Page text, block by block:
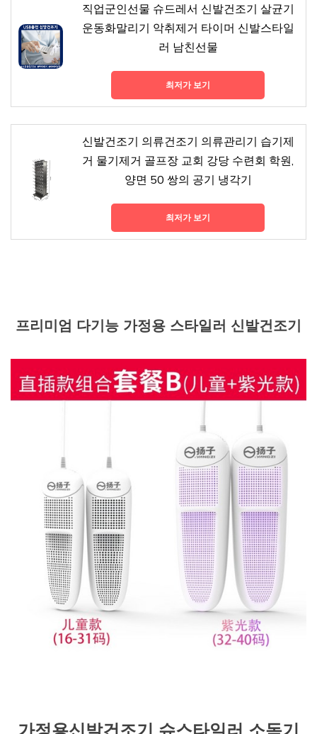
직업군인선물 슈드레서 신발건조기 살균기
운동화말리기 악취제거 타이머 신발스타일
러 남친선물
최저가 보기
신발건조기 의류건조기 의류관리기 습기제
거 물기제거 골프장 교회 강당 수련회 학원,
양면 50 쌍의 공기 냉각기
최저가 보기
프리미엄 다기능 가정용 스타일러 신발건조기